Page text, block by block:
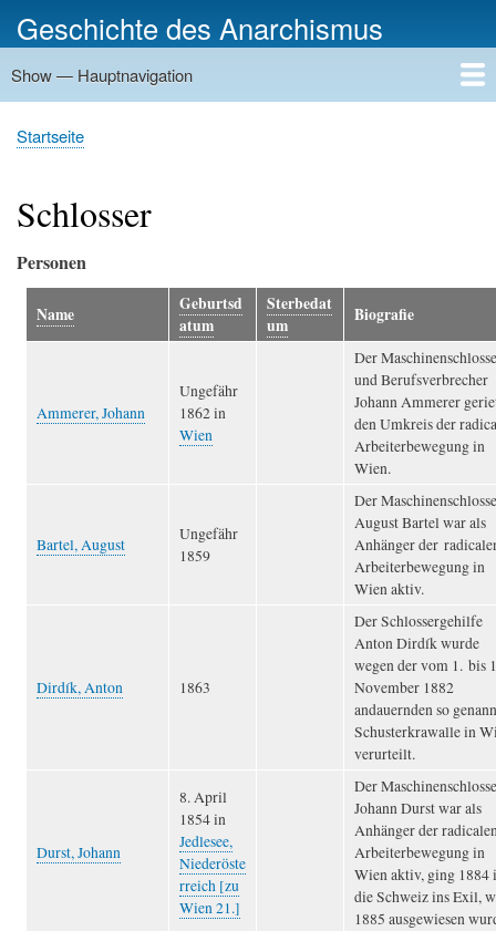
zum
Geschichte des Anarchismus
Hauptnavigation
Show — Hauptnavigation
Startseite
Geschichte
Personen
Gruppierungen
Ereignisse
Zeitungen
Schriftenreihen
Verlage
Treffpunkte
Rundwege
Orte
Bilder
Kategorien
Pfadnavigation
Startseite
Schlosser
Personen
Name
Geburtsd
atum
Sterbedat
um
Biografie
Ammerer, Johann
Ungefähr
1862 in
Wien
Der
und Berufsverbrecher
Johann Ammerer
den Umkreis der
Arbeiterbewegung in
Wien.
Bartel, August
Ungefähr
1859
Der
August Bartel war als
Anhänger der
Arbeiterbewegung in
Wien aktiv.
Dirdík, Anton 1863
Der Schlossergehilfe
Anton Dirdík wurde
wegen der vom 1. bis
November 1882
andauernden so
Schusterkrawalle in
verurteilt.
Durst, Johann
8. April
1854 in
Jedlesee,
Niederöste
rreich [zu
Wien 21.]
Der
Johann Durst war als
Anhänger der
Arbeiterbewegung in
Wien aktiv, ging 1884
die Schweiz ins Exil,
1885 ausgewiesen